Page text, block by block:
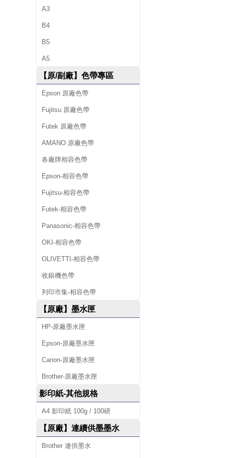
供
墨
水
、
環
保
碳
粉
、
原
廠
碳
粉
匣
、
原
廠
墨
水
匣
、
標
A3
B4
B5
A5
【原/副廠】色帶專區
Epson 原廠色帶
Fujitsu 原廠色帶
Futek 原廠色帶
AMANO 原廠色帶
各廠牌相容色帶
Epson-相容色帶
Fujitsu-相容色帶
Futek-相容色帶
Panasonic-相容色帶
OKI-相容色帶
OLIVETTI-相容色帶
收銀機色帶
列印市集-相容色帶
【原廠】墨水匣
HP-原廠墨水匣
Epson-原廠墨水匣
Canon-原廠墨水匣
Brother-原廠墨水匣
影印紙-其他規格
A4 影印紙 100g / 100磅
【原廠】連續供墨墨水
Brother 連供墨水